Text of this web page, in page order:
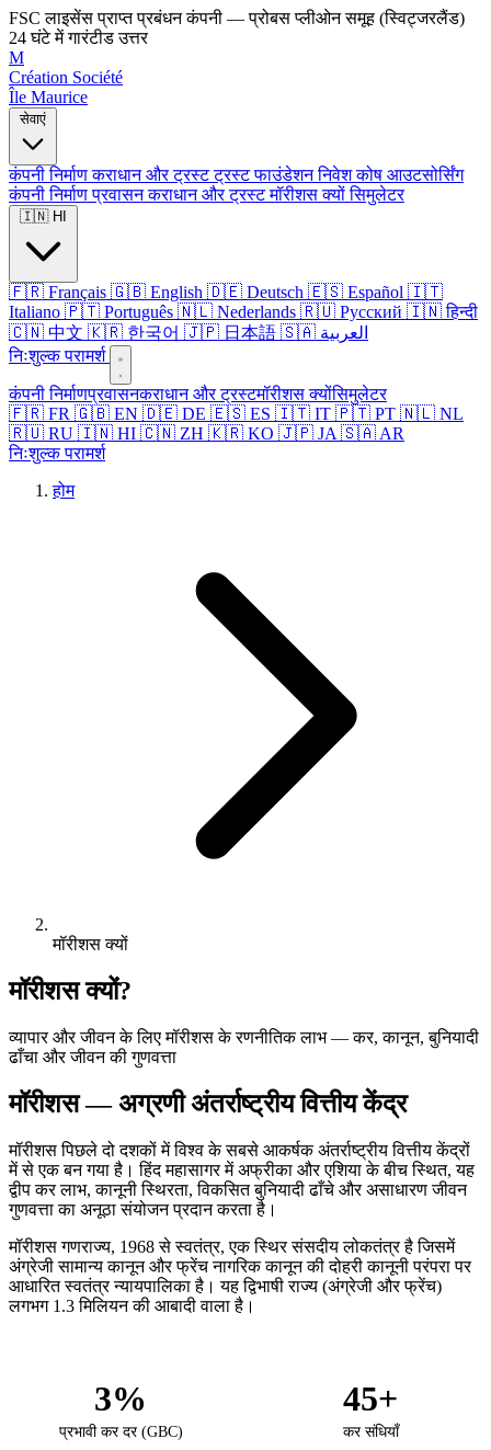
FSC लाइसेंस प्राप्त प्रबंधन कंपनी — प्रोबस प्लीओन समूह (स्विट्जरलैंड)
24 घंटे में गारंटीड उत्तर
M
Création Société
Île Maurice
कंपनी निर्माणकराधान और ट्रस्टट्रस्टफाउंडेशननिवेश कोष आउटसोर्सिंग
कंपनी निर्माणप्रवासनकराधान और ट्रस्टमॉरीशस क्योंसिमुलेटर
🇫🇷 Français 🇬🇧 English 🇩🇪 Deutsch 🇪🇸 Español 🇮🇹
Italiano 🇵🇹 Português 🇳🇱 Nederlands 🇷🇺 Русский 🇮🇳 हिन्दी
🇨🇳 中文 🇰🇷 한국어 🇯🇵 日本語
🇸🇦 العربية
निःशुल्क परामर्श
कंपनी निर्माणप्रवासनकराधान और ट्रस्टमॉरीशस क्योंसिमुलेटर
🇫🇷 FR 🇬🇧 EN 🇩🇪 DE 🇪🇸 ES 🇮🇹 IT 🇵🇹 PT 🇳🇱 NL
🇷🇺 RU 🇮🇳 HI 🇨🇳 ZH 🇰🇷 KO 🇯🇵 JA 🇸🇦 AR
निःशुल्क परामर्श
होम
मॉरीशस क्यों
मॉरीशस क्यों?
व्यापार और जीवन के लिए मॉरीशस के रणनीतिक लाभ — कर, कानून, बुनियादी
ढाँचा और जीवन की गुणवत्ता
मॉरीशस — अग्रणी अंतर्राष्ट्रीय वित्तीय केंद्र
मॉरीशस पिछले दो दशकों में विश्व के सबसे आकर्षक अंतर्राष्ट्रीय वित्तीय केंद्रों
में से एक बन गया है। हिंद महासागर में अफ्रीका और एशिया के बीच स्थित, यह
द्वीप कर लाभ, कानूनी स्थिरता, विकसित बुनियादी ढाँचे और असाधारण जीवन
गुणवत्ता का अनूठा संयोजन प्रदान करता है।
मॉरीशस गणराज्य, 1968 से स्वतंत्र, एक स्थिर संसदीय लोकतंत्र है जिसमें
अंग्रेजी सामान्य कानून और फ्रेंच नागरिक कानून की दोहरी कानूनी परंपरा पर
आधारित स्वतंत्र न्यायपालिका है। यह द्विभाषी राज्य (अंग्रेजी और फ्रेंच)
लगभग 1.3 मिलियन की आबादी वाला है।
3%
प्रभावी कर दर (GBC)
45+
कर संधियाँ